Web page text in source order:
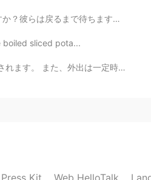
すごくありがたいです。彼らに今までありがと...
sliced pota...
すぐになくなることを祈ります。🚫🦠🙏🙏🙏 The l...
Press Kit Web HelloTalk